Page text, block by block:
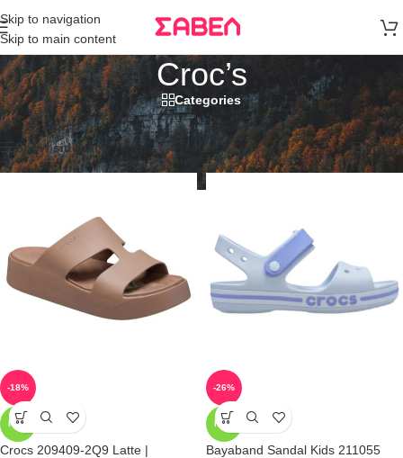
Skip to navigation
Skip to main content
άνω των 80€
Παραγγελία
Croc’s
Categories
Αρχική σελίδα Croc’s Βλέπετε 1–12 από 165 αποτελέσματα
Show sidebar Filters
-18%
NEW
Crocs 209409-2Q9 Latte |
-26%
NEW
Bayaband Sandal Kids 211055